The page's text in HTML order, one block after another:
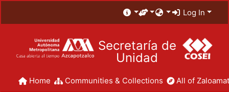
Log In
Secretaría de
Unidad
Home Communities & Collections All of